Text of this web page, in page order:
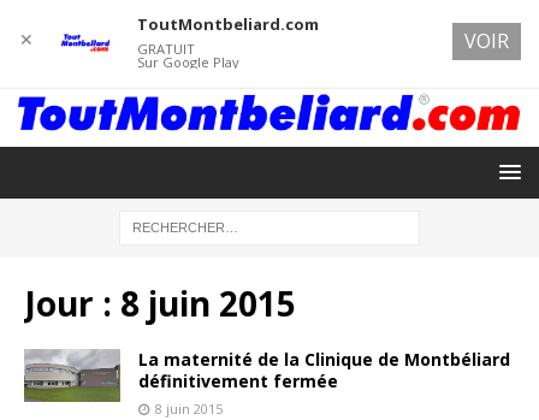
Jour : 8 juin 2015
La maternité de la Clinique de Montbéliard
définitivement fermée
8 juin 2015
✕
ToutMontbeliard.com
GRATUIT
Sur Google Play
VOIR